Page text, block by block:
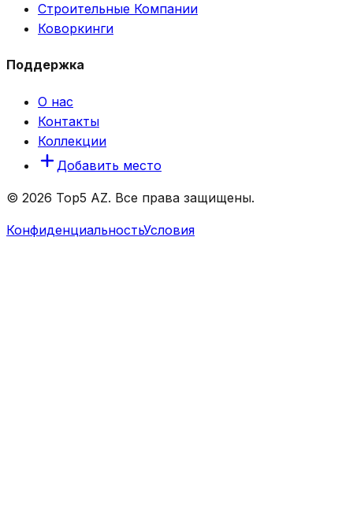
Строительные Компании
Коворкинги
Поддержка
О нас
Контакты
Коллекции
Добавить место
© 2026 Top5 AZ. Все права защищены.
КонфиденциальностьУсловия